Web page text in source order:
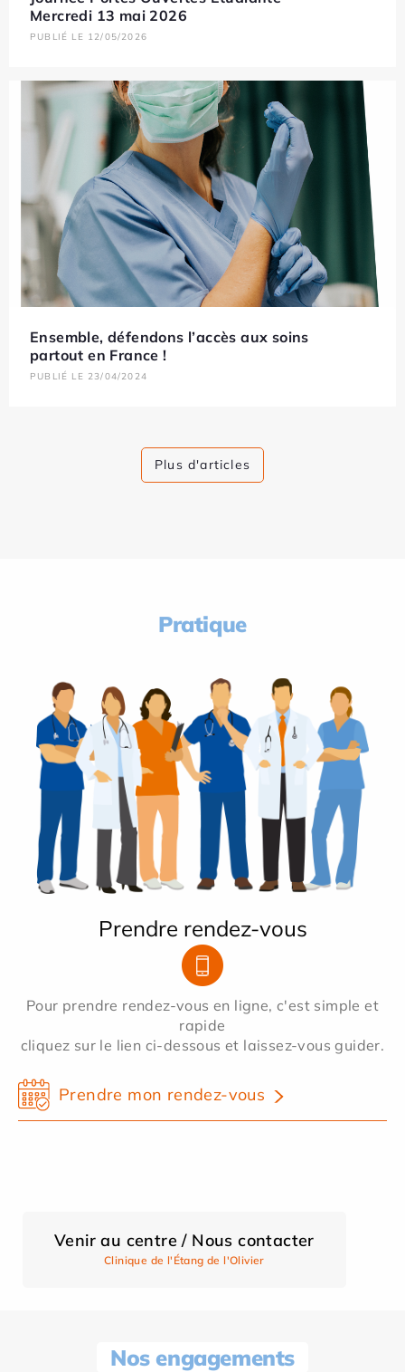
Mercredi 13 mai 2026
PUBLIÉ LE 12/05/2026
Ensemble, défendons l’accès aux soins
partout en France !
PUBLIÉ LE 23/04/2024
Plus d'articles
Pratique
Prendre rendez-vous
Pour prendre rendez-vous en ligne, c'est simple et
rapide
cliquez sur le lien ci-dessous et laissez-vous guider.
Prendre mon rendez-vous
Venir au centre / Nous contacter
Clinique de l'Étang de l'Olivier
Nos engagements